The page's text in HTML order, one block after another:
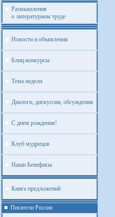
Размышления
о литературном труде
Новости и объявления
Блиц-конкурсы
Тема недели
Диалоги, дискуссии, обсуждения
С днем рождения!
Клуб мудрецов
Наши Бенефисы
Книга предложений
Писатели России